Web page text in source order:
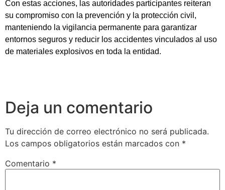
Con estas acciones, las autoridades participantes reiteran
su compromiso con la prevención y la protección civil,
manteniendo la vigilancia permanente para garantizar
entornos seguros y reducir los accidentes vinculados al uso
de materiales explosivos en toda la entidad.
Deja un comentario
Tu dirección de correo electrónico no será publicada.
Los campos obligatorios están marcados con *
Comentario *